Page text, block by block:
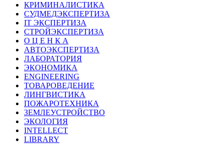
КРИМИНАЛИСТИКА
СУДМЕДЭКСПЕРТИЗА
IT ЭКСПЕРТИЗА
СТРОЙЭКСПЕРТИЗА
О Ц Е Н К А
АВТОЭКСПЕРТИЗА
ЛАБОРАТОРИЯ
ЭКОНОМИКА
ENGINEERING
ТОВАРОВЕДЕНИЕ
ЛИНГВИСТИКА
ПОЖАРОТЕХНИКА
ЗЕМЛЕУСТРОЙСТВО
ЭКОЛОГИЯ
INTELLECT
LIBRARY